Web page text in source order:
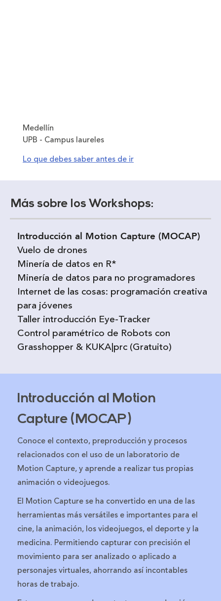
Medellín
UPB - Campus laureles
Lo que debes saber antes de ir
Más sobre los Workshops:
Introducción al Motion Capture (MOCAP)
Vuelo de drones
Minería de datos en R*
Minería de datos para no programadores
Internet de las cosas: programación creativa
para jóvenes
Taller introducción Eye-Tracker
Control paramétrico de Robots con
Grasshopper & KUKA|prc (Gratuito)
Introducción al Motion
Capture (MOCAP)
Conoce el contexto, preproducción y procesos
relacionados con el uso de un laboratorio de
Motion Capture, y aprende a realizar tus propias
animación o videojuegos.
El Motion Capture se ha convertido en una de las
herramientas más versátiles e importantes para el
cine, la animación, los videojuegos, el deporte y la
medicina. Permitiendo capturar con precisión el
movimiento para ser analizado o aplicado a
personajes virtuales, ahorrando así incontables
horas de trabajo.